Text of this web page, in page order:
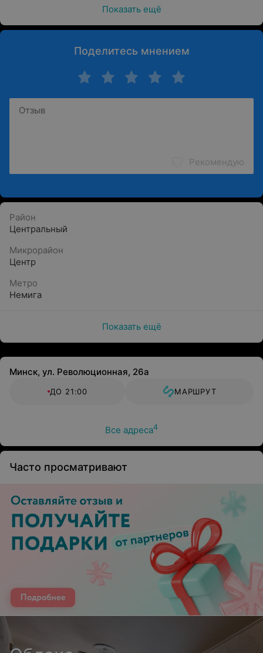
Показать ещё
Поделитесь мнением
Рекомендую
Район
Центральный
Микрорайон
Центр
Метро
Немига
Показать ещё
Минск, ул. Революционная, 26а
ДО 21:00 МАРШРУТ
Все адреса4
Часто просматривают